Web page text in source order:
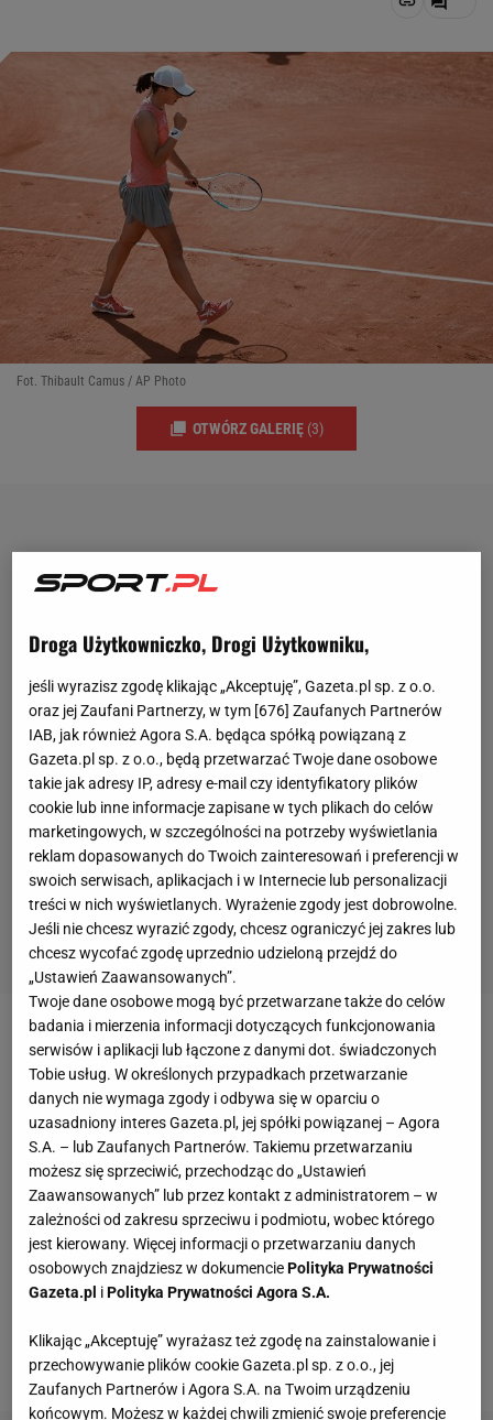
Fot. Thibault Camus / AP Photo
OTWÓRZ GALERIĘ (3)
- Aż szkoda, że ten mecz odbywa się w tak wczesnej
fazieturnieju- żałował komentator Eurosportu. A to
nawet nie była połowa tego trzysetowego
spotkania. Każdego granego godzinę lub ponad
godzinę.Iga Świąteki Bethanie Mattek-Sands, które
nie były faworytkami, bo w niedzielę mierzyły się z
parą rozstawioną z numerem jeden, w trzecim secie
obroniły aż siedem meczboli. A przegrywały w nim
aż 1:5, ale później wygrały aż pięć gemów z rzędu i
po udanym trafieniu Mattek-Sands w sam róg kortu
wyszły na prowadzenie 6:5.
Droga Użytkowniczko, Drogi Użytkowniku,
jeśli wyrazisz zgodę klikając „Akceptuję”, Gazeta.pl sp. z o.o.
oraz jej Zaufani Partnerzy, w tym [676] Zaufanych Partnerów
IAB, jak również Agora S.A. będąca spółką powiązaną z
Gazeta.pl sp. z o.o., będą przetwarzać Twoje dane osobowe
takie jak adresy IP, adresy e-mail czy identyfikatory plików
cookie lub inne informacje zapisane w tych plikach do celów
marketingowych, w szczególności na potrzeby wyświetlania
reklam dopasowanych do Twoich zainteresowań i preferencji w
swoich serwisach, aplikacjach i w Internecie lub personalizacji
treści w nich wyświetlanych. Wyrażenie zgody jest dobrowolne.
Jeśli nie chcesz wyrazić zgody, chcesz ograniczyć jej zakres lub
chcesz wycofać zgodę uprzednio udzieloną przejdź do
„Ustawień Zaawansowanych”.
Twoje dane osobowe mogą być przetwarzane także do celów
badania i mierzenia informacji dotyczących funkcjonowania
serwisów i aplikacji lub łączone z danymi dot. świadczonych
Tobie usług. W określonych przypadkach przetwarzanie
danych nie wymaga zgody i odbywa się w oparciu o
uzasadniony interes Gazeta.pl, jej spółki powiązanej – Agora
S.A. – lub Zaufanych Partnerów. Takiemu przetwarzaniu
możesz się sprzeciwić, przechodząc do „Ustawień
Zaawansowanych” lub przez kontakt z administratorem – w
zależności od zakresu sprzeciwu i podmiotu, wobec którego
jest kierowany. Więcej informacji o przetwarzaniu danych
osobowych znajdziesz w dokumenciePolityka Prywatności
Gazeta.pl iPolityka Prywatności Agora S.A.
Klikając „Akceptuję” wyrażasz też zgodę na zainstalowanie i
przechowywanie plików cookie Gazeta.pl sp. z o.o., jej
Zaufanych Partnerów i Agora S.A. na Twoim urządzeniu
końcowym. Możesz w każdej chwili zmienić swoje preferencje